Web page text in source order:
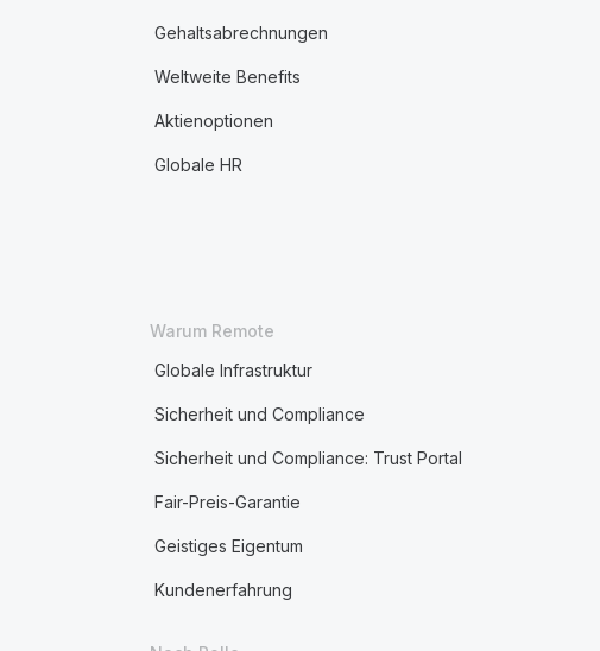
Gehaltsabrechnungen
Weltweite Benefits
Aktienoptionen
Globale HR
Warum Remote
Globale Infrastruktur
Sicherheit und Compliance
Sicherheit und Compliance: Trust Portal
Fair-Preis-Garantie
Geistiges Eigentum
Kundenerfahrung